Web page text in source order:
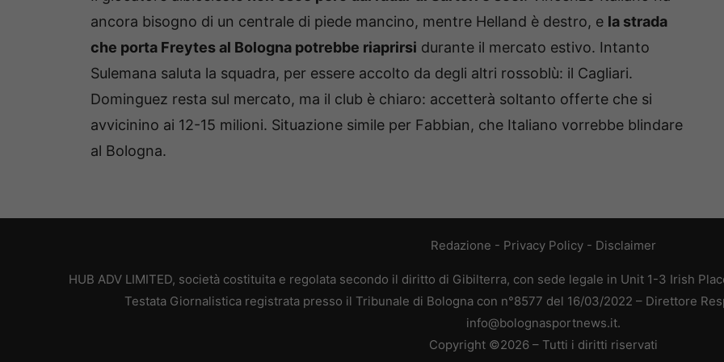
ancora bisogno di un centrale di piede mancino, mentre Helland è destro, e la strada
che porta Freytes al Bologna potrebbe riaprirsi durante il mercato estivo. Intanto
Sulemana saluta la squadra, per essere accolto da degli altri rossoblù: il Cagliari.
Dominguez resta sul mercato, ma il club è chiaro: accetterà soltanto offerte che si
avvicinino ai 12-15 milioni. Situazione simile per Fabbian, che Italiano vorrebbe blindare
al Bologna.
Redazione - Privacy Policy- Disclaimer
HUB ADV LIMITED, società costituita e regolata secondo il diritto di Gibilterra, con sede legale in Unit 1-3 Irish
Testata Giornalistica registrata presso il Tribunale di Bologna con n°8577 del 16/03/2022 – Direttore
info@bolognasportnews.it.
Copyright ©2026 – Tutti i diritti riservati